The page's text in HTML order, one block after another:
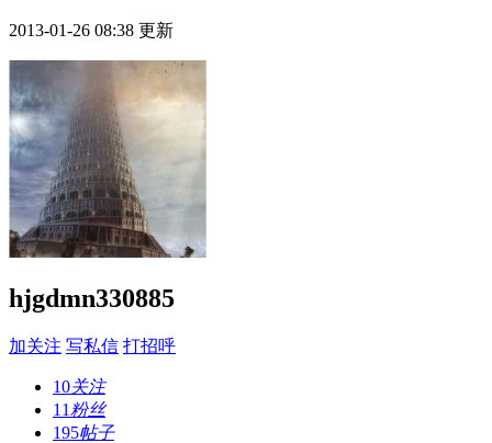
2013-01-26 08:38 更新
hjgdmn330885
加关注 写私信 打招呼
10关注
11 粉丝
195帖子